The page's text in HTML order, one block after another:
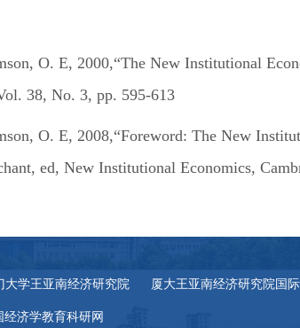
O. E, 2000,“The New Institutional
38, No. 3, pp. 595-613
O. E, 2008,“Foreword: The New
ed, New Institutional Economics,
大学王亚南经济研究院 厦大王亚南经济研究院国
经济学教育科研网